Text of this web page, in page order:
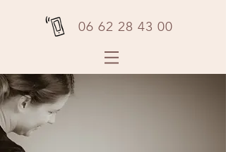
06 62 28 43 00